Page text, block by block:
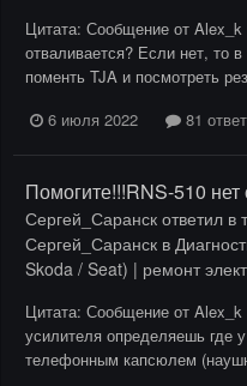
Цитата: Сообщение от Alex_k
отваливается? Если нет, то
поменть TJA и посмотреть
6 июля 2022
81 ответ
Помогите!!!RNS-510
Сергей_Саранск ответил в
Сергей_Саранск в
Skoda / Seat) | ремонт
Цитата: Сообщение от
усилителя определяешь где
телефонным капсюлем